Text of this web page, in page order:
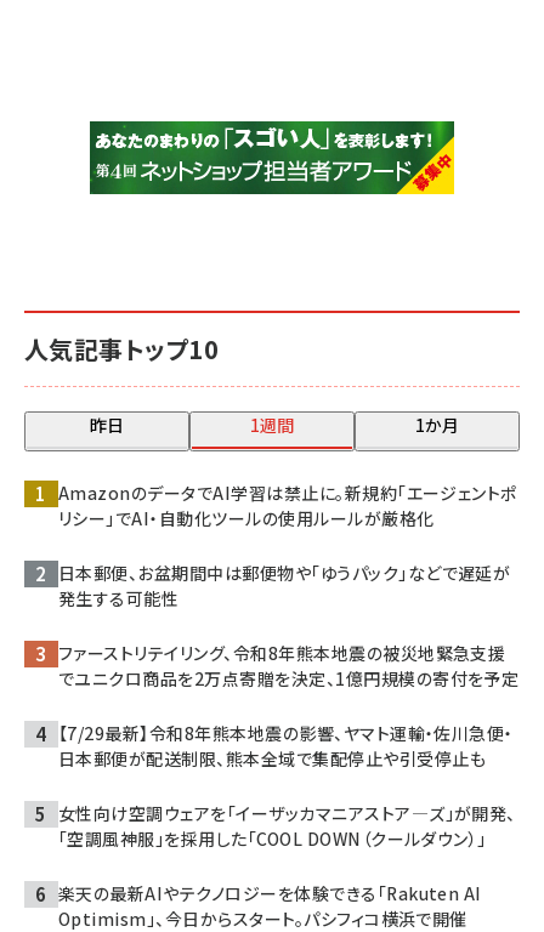
人気記事トップ10
昨日 1週間 1か月
AmazonのデータでAI学習は禁止に。新規約「エージェントポ
リシー」でAI・自動化ツールの使用ルールが厳格化
日本郵便、お盆期間中は郵便物や「ゆうパック」などで遅延が
発生する可能性
ファーストリテイリング、令和8年熊本地震の被災地緊急支援
でユニクロ商品を2万点寄贈を決定、1億円規模の寄付を予定
【7/29最新】令和8年熊本地震の影響、ヤマト運輸・佐川急便・
日本郵便が配送制限、熊本全域で集配停止や引受停止も
女性向け空調ウェアを「イーザッカマニアストア―ズ」が開発、
「空調風神服」を採用した「COOL DOWN（クールダウン）」
楽天の最新AIやテクノロジーを体験できる「Rakuten AI
Optimism」、今日からスタート。パシフィコ横浜で開催